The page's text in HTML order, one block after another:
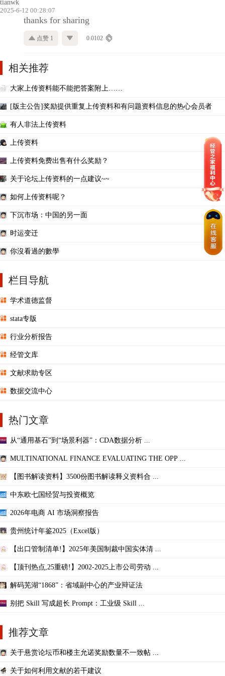
tianwk
2025-6-12 00:28:07
thanks for sharing
点赞 1 0.0102
相关推荐
大家上传资料能不能把答案附上……
[版主公告]奖励提供重复上传资料和有问题资料信息的热心会员者
有人非法上传资料
上传资料
上传资料免费出售有什么奖励？
关于论坛上传资料的一点建议~~
如何上传资料呢？
下沉市场：中国的另一面
时运变迁
你沒看過的數學
栏目导航
学术道德监督
stata专版
行业分析报告
经管文库
文献求助专区
数据交流中心
热门文章
从“通用基石”到“场景利器”：CDA数据分析 ...
MULTINATIONAL FINANCE EVALUATING THE OPP ...
【图书解读资料】3500份图书解读释义资料合 ...
中东欧七国经贸与投资概览
2026年电商 AI 市场洞察报告
贵州统计年鉴2025（Excel版）
【出口管制清单!】2025年美国制裁中国实体清 ...
【顶刊热点,25重磅!】2002-2025上市公司劳动 ...
解码芜湖“1868”：省域副中心的产业辩证法
别把 Skill 写成超长 Prompt：工业级 Skill ...
推荐文章
关于悬赏论坛币和楼主允诺奖励数量不一致帖 ...
关于如何利用文献的若干建议